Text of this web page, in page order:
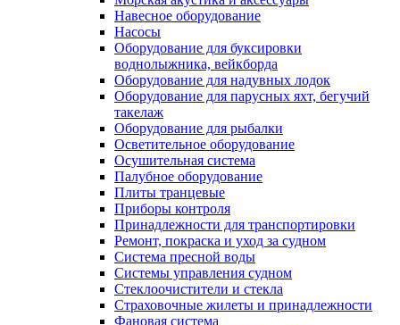
Навесное оборудование
Насосы
Оборудование для буксировки
воднолыжника, вейкборда
Оборудование для надувных лодок
Оборудование для парусных яхт, бегучий
такелаж
Оборудование для рыбалки
Осветительное оборудование
Осушительная система
Палубное оборудование
Плиты транцевые
Приборы контроля
Принадлежности для транспортировки
Ремонт, покраска и уход за судном
Система пресной воды
Системы управления судном
Стеклоочистители и стекла
Страховочные жилеты и принадлежности
Фановая система